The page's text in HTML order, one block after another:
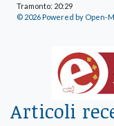
Tramonto: 20:29
© 2026 Powered by Open-
Articoli